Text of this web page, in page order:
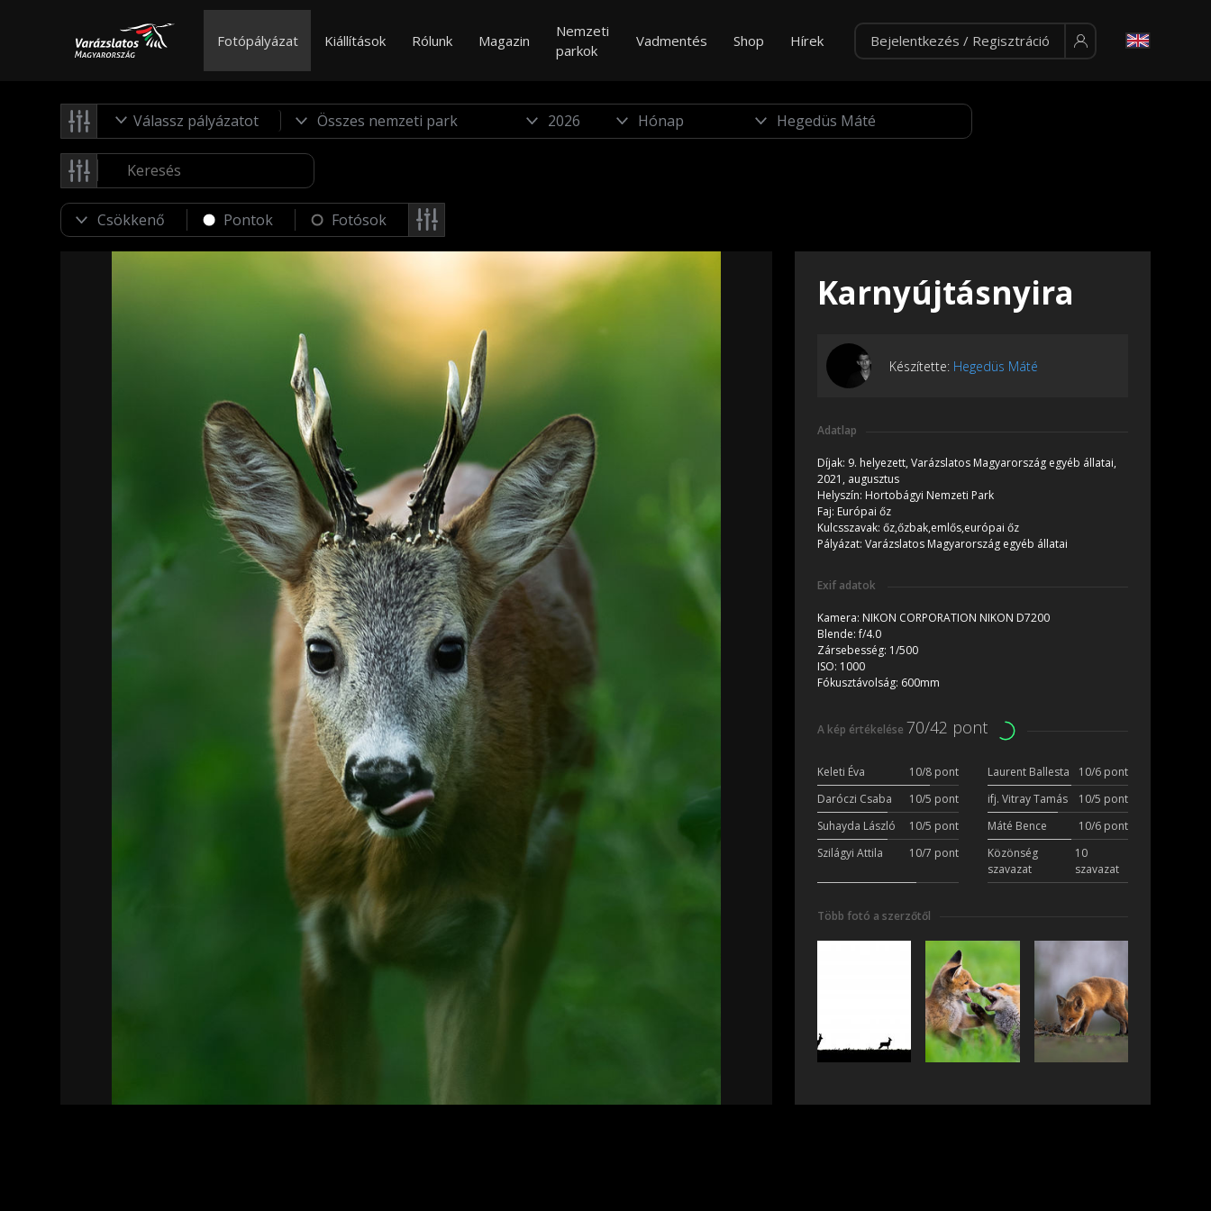
Fotópályázat Kiállítások Rólunk Magazin
Nemzeti
parkok
Vadmentés Shop Hírek Bejelentkezés / Regisztráció
Válassz pályázatot
Pontok Fotósok
Karnyújtásnyira
Készítette: Hegedüs Máté
Adatlap
Díjak: 9. helyezett, Varázslatos Magyarország egyéb állatai,
2021, augusztus
Helyszín: Hortobágyi Nemzeti Park
Faj: Európai őz
Kulcsszavak: őz,őzbak,emlős,európai őz
Pályázat: Varázslatos Magyarország egyéb állatai
Exif adatok
Kamera: NIKON CORPORATION NIKON D7200
Blende:f/4.0
Zársebesség: 1/500
ISO: 1000
Fókusztávolság: 600mm
A kép értékelése 70/42 pont
Keleti Éva 10/8 pont Laurent Ballesta
10/6 pont
Daróczi Csaba
10/5 pont ifj. Vitray Tamás
10/5 pont
Suhayda László
10/5 pont Máté Bence
10/6 pont
Szilágyi Attila
10/7 pont
Közönség
szavazat
10
szavazat
Több fotó a szerzőtől